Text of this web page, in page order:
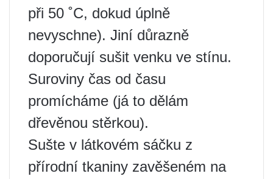
při 50 ˚C, dokud úplně
nevyschne). Jiní důrazně
doporučují sušit venku ve stínu.
Suroviny čas od času
promícháme (já to dělám
dřevěnou stěrkou).
Sušte v látkovém sáčku z
přírodní tkaniny zavěšeném na